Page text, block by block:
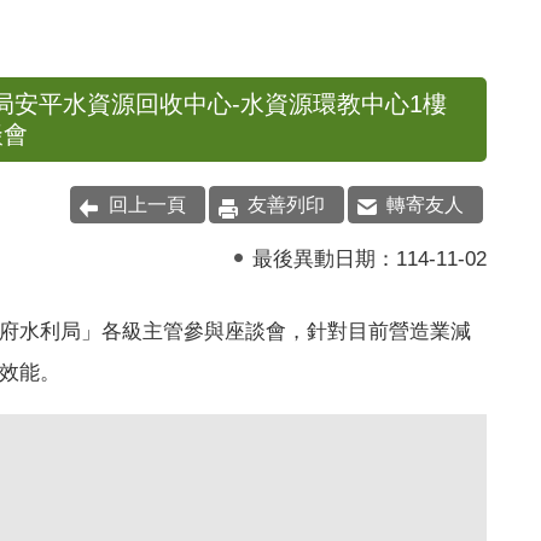
安平水資源回收中心-水資源環教中心1樓
回上一頁 友善列印 轉寄友人
最後異動日期： 114-11-02
水利局」各級主管參與座談會，針對目前營造業減
能。